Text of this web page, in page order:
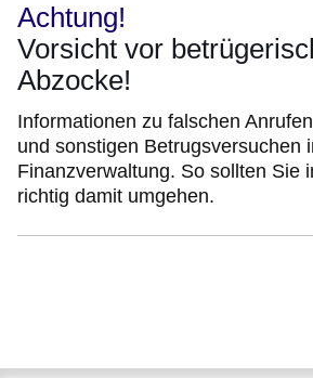
Achtung!
Vorsicht vor
Abzocke!
Informationen zu falschen
und sonstigen Betrugsversuchen
Finanzverwaltung. So sollten Sie
richtig damit umgehen.